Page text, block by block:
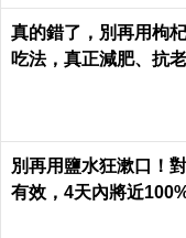
真的錯了，別再用枸
吃法，真正減肥、抗
別再用鹽水狂漱口！
有效，4天內將近